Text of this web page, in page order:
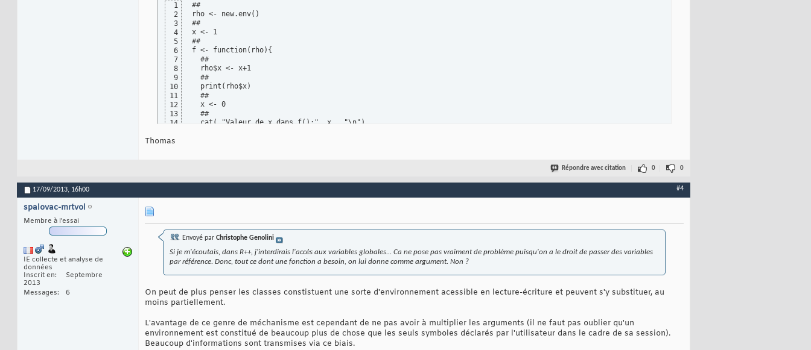
1
2
3
4
5
6
7
8
9
10
11
12
13
14
16
25
26
27
28
29
30
31
33
34
##
rho <- new.env()
##
x <- 1
##
f <- function(rho){
  ##
  rho$x <- x+1
  ##
  print(rho$x)
  ##
  x <- 0
  ##
  cat( "Valeur de x dans f():", x , "\n")
##
## Même chose mais en utilisant l'environnement global
##
##
rho <- environment()
## retourne toujours 0 mais...
## ...cette fois, x a été directement mise à jour dans .GlobalEnv
x
Thomas
Répondre avec citation 0 0
17/09/2013, 16h00 #4
spalovac-mrtvol
Membre à l'essai
IE collecte et analyse de
données
Inscrit en
Septembre
2013
Messages
6
Envoyé par Christophe Genolini
Si je m'écoutais, dans R++, j'interdirais l'accès aux variables globales... Ca ne pose pas vraiment de problème puisqu'on a le droit de passer des variables
par référence. Donc, tout ce dont une fonction a besoin, on lui donne comme argument. Non ?
On peut de plus penser les classes constistuent une sorte d'environnement acessible en lecture-écriture et peuvent s'y substituer, au
moins partiellement.
L'avantage de ce genre de méchanisme est cependant de ne pas avoir à multiplier les arguments (il ne faut pas oublier qu'un
environnement est constitué de beaucoup plus de chose que les seuls symboles déclarés par l'utilisateur dans le cadre de sa session).
Beaucoup d'informations sont transmises via ce biais.